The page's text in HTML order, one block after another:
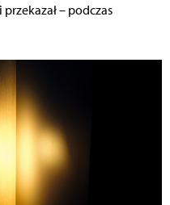
– podczas